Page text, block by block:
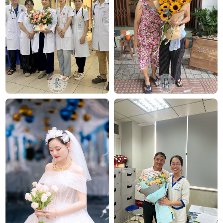
Hoa cưới cầm tay Diamond Love
Kết luận
Bó hoa cưới Loving You là lựa chọn tuyệt vời để cô
dâu thêm phần lộng lẫy trong ngày cưới của mình.
Với hoa hồng Sa mạc đỏ, hồng phớt và hoa cát
tường, bó hoa này mang đến vẻ đẹp nhẹ nhàng
nhưng đầy lãng mạn. Món quà này không chỉ là
một phần trang trí mà còn là biểu tượng của tình
yêu, sự trân trọng và lời chúc phúc cho cuộc sống
hôn nhân hạnh phúc.